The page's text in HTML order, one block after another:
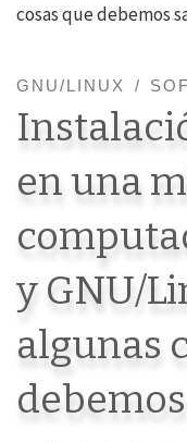
cosas que debemos
GNU/LINUX
en una
y GNU/
algunas